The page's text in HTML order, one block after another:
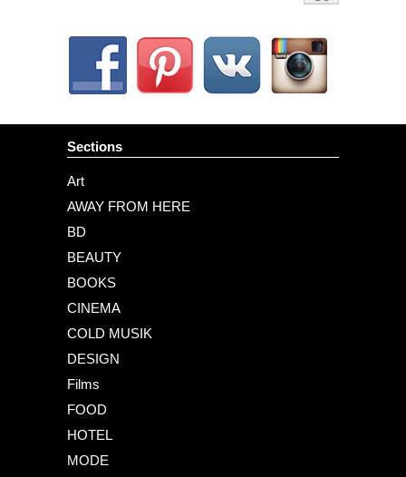
Sections
Art
AWAY FROM HERE
BD
BEAUTY
BOOKS
CINEMA
COLD MUSIK
DESIGN
Films
FOOD
HOTEL
MODE